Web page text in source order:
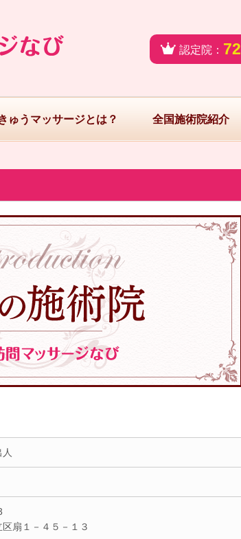
認定院： 72
ゅうマッサージとは？ 全国施術院紹介
区扇１－４５－１３